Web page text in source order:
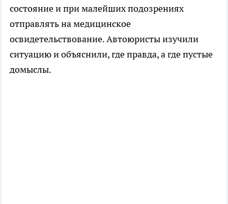
состояние и при малейших подозрениях
отправлять на медицинское
освидетельствование. Автоюристы изучили
ситуацию и объяснили, где правда, а где пустые
домыслы.